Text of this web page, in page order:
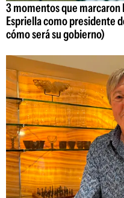
3 momentos que marcaron
Espriella como presidente
cómo será su gobierno)